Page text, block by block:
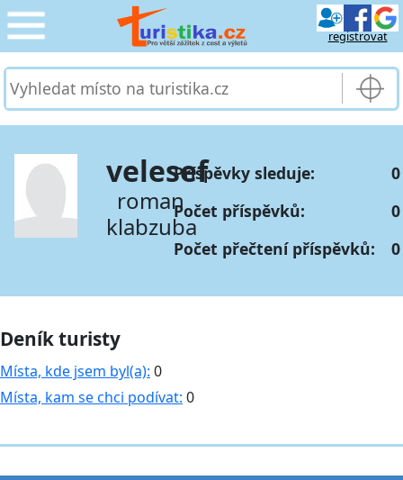
registrovat
CESTOVÁNÍ
SLUŽBY & DOPRAVA ›
PRO TURISTY ›
MOJE TURISTIKA ›
velesef
roman
klabzuba
Příspěvky sleduje:
Počet příspěvků:
0
Počet přečtení příspěvků:
0
Deník turisty
Místa, kde jsem byl(a): 0
Místa, kam se chci podívat: 0